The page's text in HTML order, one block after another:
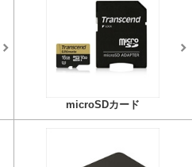
microSDカード